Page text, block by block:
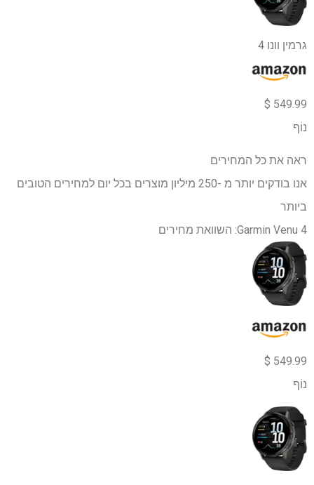
גרמין וונו 4
549.99 $
נוֹף
ראה את כל המחירים
אנו בודקים יותר מ -250 מיליון מוצרים בכל יום למחירים הטובים
ביותר
Garmin Venu 4: השוואת מחירים
549.99 $
נוֹף